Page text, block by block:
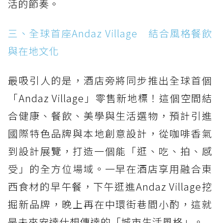
活的節奏。
三、全球首座Andaz Village 結合風格餐飲
與在地文化
最吸引人的是，酒店旁將同步推出全球首個
「Andaz Village」零售新地標！這個空間結
合健康、餐飲、美學與生活選物，預計引進
國際特色品牌與本地創意設計，從咖啡香氣
到設計展覽，打造一個能「逛、吃、拍、感
受」的全方位場域。一早在酒店享用融合東
西食材的早午餐，下午逛進Andaz Village挖
掘新品牌，晚上再在中環街巷間小酌，這就